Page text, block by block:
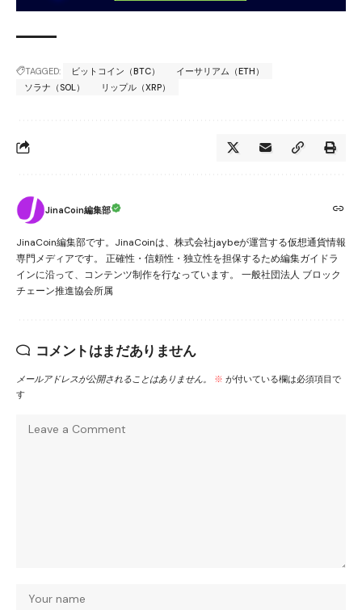
TAGGED: ビットコイン（BTC）
イーサリアム（ETH）
ソラナ（SOL）
リップル（XRP）
JinaCoin編集部
JinaCoin編集部です。JinaCoinは、株式会社jaybeが運営する仮想通貨情報
専門メディアです。 正確性・信頼性・独立性を担保するため編集ガイドラ
インに沿って、コンテンツ制作を行なっています。 一般社団法人 ブロック
チェーン推進協会所属
コメントはまだありません
メールアドレスが公開されることはありません。 ※ が付いている欄は必須項目で
す